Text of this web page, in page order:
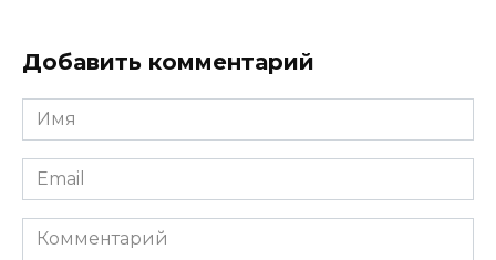
Добавить комментарий
Имя
*
Email
*
Комментарий